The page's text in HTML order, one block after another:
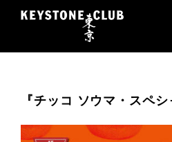
ン
『チッコ ソウマ・スペシ